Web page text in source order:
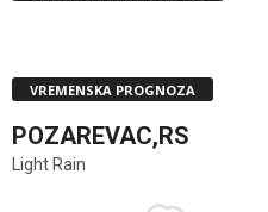
VREMENSKA PROGNOZA
POZAREVAC,RS
Light Rain